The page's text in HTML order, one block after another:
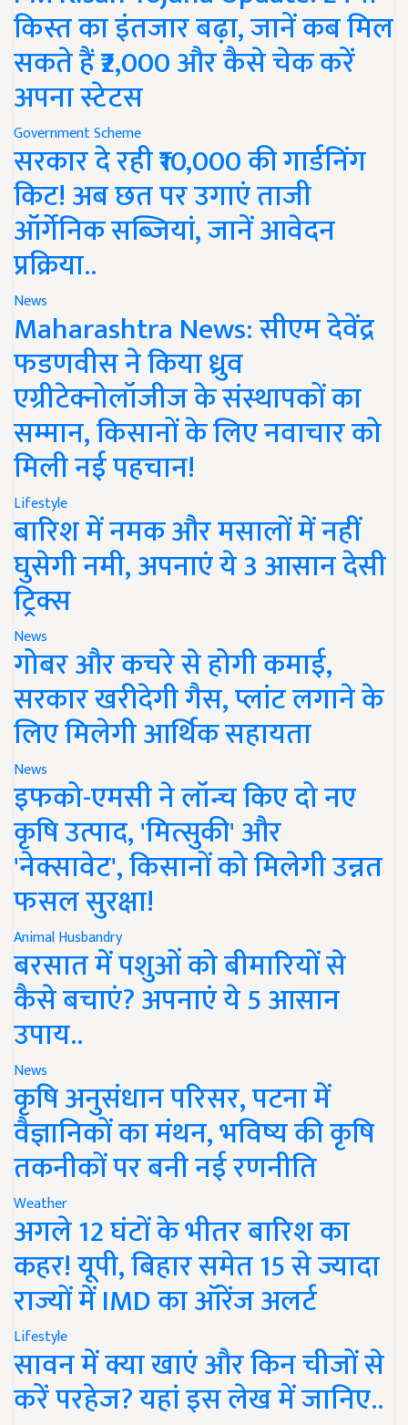
किस्त का इंतजार बढ़ा, जानें कब मिल
सकते हैं ₹2,000 और कैसे चेक करें
अपना स्टेटस
Government Scheme
सरकार दे रही ₹10,000 की गार्डनिंग
किट! अब छत पर उगाएं ताजी
ऑर्गेनिक सब्जियां, जानें आवेदन
प्रक्रिया..
News
Maharashtra News: सीएम देवेंद्र
फडणवीस ने किया ध्रुव
एग्रीटेक्नोलॉजीज के संस्थापकों का
सम्मान, किसानों के लिए नवाचार को
मिली नई पहचान!
Lifestyle
बारिश में नमक और मसालों में नहीं
घुसेगी नमी, अपनाएं ये 3 आसान देसी
ट्रिक्स
News
गोबर और कचरे से होगी कमाई,
सरकार खरीदेगी गैस, प्लांट लगाने के
लिए मिलेगी आर्थिक सहायता
News
इफको-एमसी ने लॉन्च किए दो नए
कृषि उत्पाद, 'मित्सुकी' और
'नेक्सावेट', किसानों को मिलेगी उन्नत
फसल सुरक्षा!
Animal Husbandry
बरसात में पशुओं को बीमारियों से
कैसे बचाएं? अपनाएं ये 5 आसान
उपाय..
News
कृषि अनुसंधान परिसर, पटना में
वैज्ञानिकों का मंथन, भविष्य की कृषि
तकनीकों पर बनी नई रणनीति
Weather
अगले 12 घंटों के भीतर बारिश का
कहर! यूपी, बिहार समेत 15 से ज्यादा
राज्यों में IMD का ऑरेंज अलर्ट
Lifestyle
सावन में क्या खाएं और किन चीजों से
करें परहेज? यहां इस लेख में जानिए..